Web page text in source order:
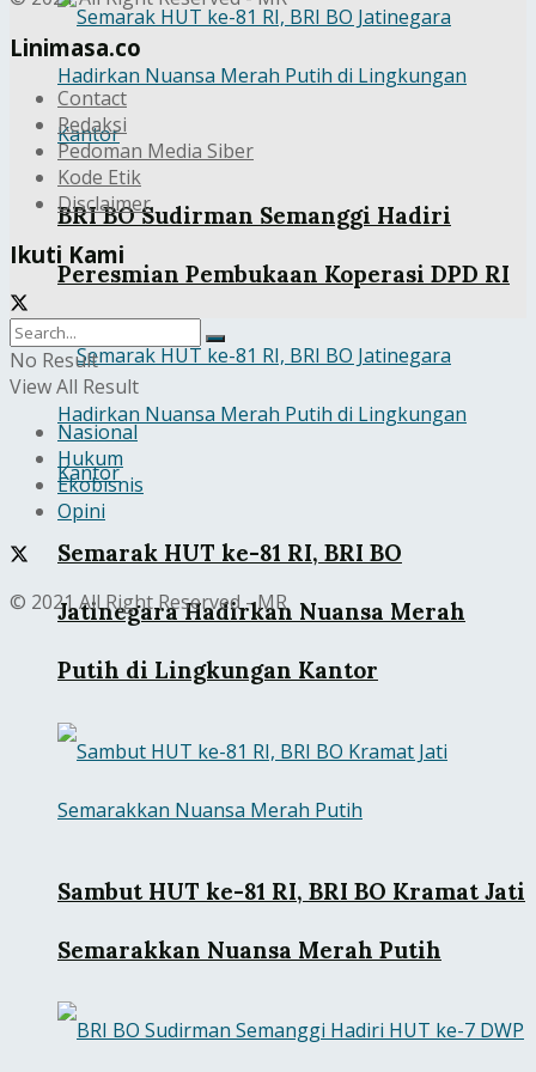
BRI BO Sudirman Semanggi Hadiri
Peresmian Pembukaan Koperasi DPD RI
Semarak HUT ke-81 RI, BRI BO
Jatinegara Hadirkan Nuansa Merah
Putih di Lingkungan Kantor
Sambut HUT ke-81 RI, BRI BO Kramat Jati
Semarakkan Nuansa Merah Putih
Linimasa.co
Contact
Redaksi
Pedoman Media Siber
Kode Etik
Disclaimer
Ikuti Kami
No Result
View All Result
Nasional
Hukum
Ekobisnis
Opini
© 2021 All Right Reserved - MR